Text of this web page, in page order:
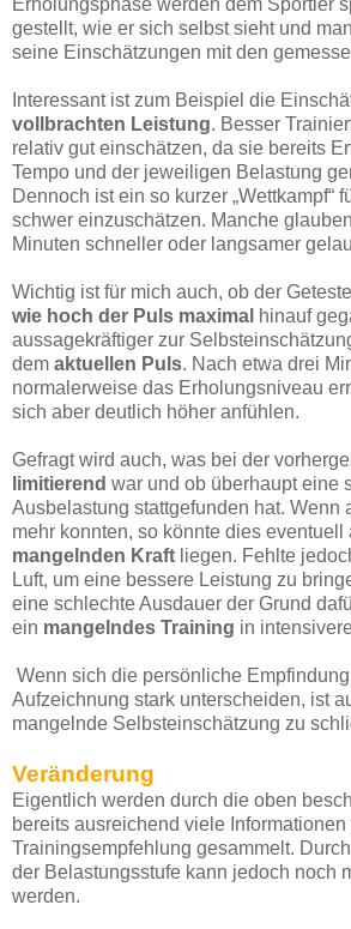
gestellt, wie er sich selbst sieht und
seine Einschätzungen mit den
Interessant ist zum Beispiel die
vollbrachten Leistung. Besser
relativ gut einschätzen, da sie bereits
Tempo und der jeweiligen Belastung
Dennoch ist ein so kurzer „Wettkampf“
schwer einzuschätzen. Manche
Minuten schneller oder langsamer
Wichtig ist für mich auch, ob der
wie hoch der Puls maximal hinauf
aussagekräftiger zur
dem aktuellen Puls. Nach etwa drei
normalerweise das Erholungsniveau
sich aber deutlich höher anfühlen.
Gefragt wird auch, was bei der
limitierend war und ob überhaupt eine
Ausbelastung stattgefunden hat. Wenn
mehr konnten, so könnte dies eventuell
mangelnden Kraft liegen. Fehlte
Luft, um eine bessere Leistung zu
eine schlechte Ausdauer der Grund
ein mangelndes Training in
Wenn sich die persönliche
Aufzeichnung stark unterscheiden, ist
mangelnde Selbsteinschätzung zu
Veränderung
Eigentlich werden durch die oben
bereits ausreichend viele Informationen
Trainingsempfehlung gesammelt.
der Belastungsstufe kann jedoch noch
werden.